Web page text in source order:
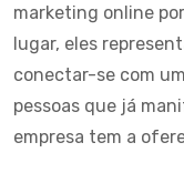
marketing online
lugar, eles
conectar-se com
pessoas que já
empresa tem a